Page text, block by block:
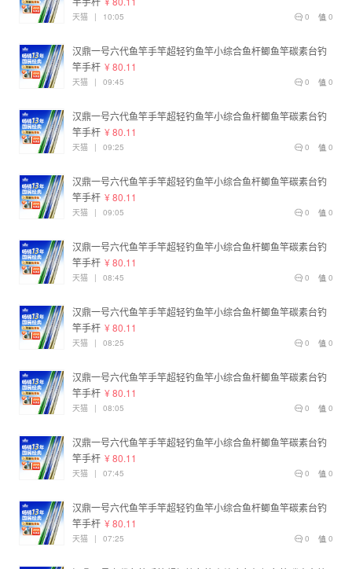
0
0
天猫 | 10:05
汉鼎一号六代鱼竿手竿超轻钓鱼竿小综合鱼杆鲫鱼竿碳素台钓
竿手杆 ¥ 80.11
0
0
天猫 | 09:45
汉鼎一号六代鱼竿手竿超轻钓鱼竿小综合鱼杆鲫鱼竿碳素台钓
竿手杆 ¥ 80.11
0
0
天猫 | 09:25
汉鼎一号六代鱼竿手竿超轻钓鱼竿小综合鱼杆鲫鱼竿碳素台钓
竿手杆 ¥ 80.11
0
0
天猫 | 09:05
汉鼎一号六代鱼竿手竿超轻钓鱼竿小综合鱼杆鲫鱼竿碳素台钓
竿手杆 ¥ 80.11
0
0
天猫 | 08:45
汉鼎一号六代鱼竿手竿超轻钓鱼竿小综合鱼杆鲫鱼竿碳素台钓
竿手杆 ¥ 80.11
0
0
天猫 | 08:25
汉鼎一号六代鱼竿手竿超轻钓鱼竿小综合鱼杆鲫鱼竿碳素台钓
竿手杆 ¥ 80.11
0
0
天猫 | 08:05
汉鼎一号六代鱼竿手竿超轻钓鱼竿小综合鱼杆鲫鱼竿碳素台钓
竿手杆 ¥ 80.11
0
0
天猫 | 07:45
汉鼎一号六代鱼竿手竿超轻钓鱼竿小综合鱼杆鲫鱼竿碳素台钓
竿手杆 ¥ 80.11
0
0
天猫 | 07:25